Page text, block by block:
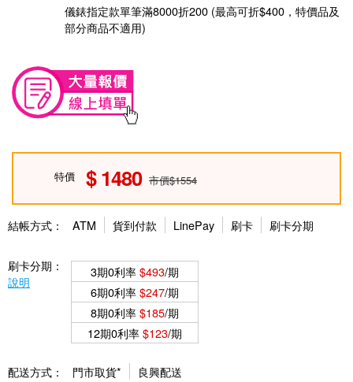
儀錶指定款單筆滿8000折200 (最高可折$400，特價品及
部分商品不適用)
特價 1480 市價$1554
結帳方式： ATM 貨到付款 LinePay 刷卡 刷卡分期
刷卡分期：
說明
3期0利率$493/期
6期0利率$247/期
8期0利率$185/期
12期0利率$123/期
配送方式： 門市取貨*
良興配送